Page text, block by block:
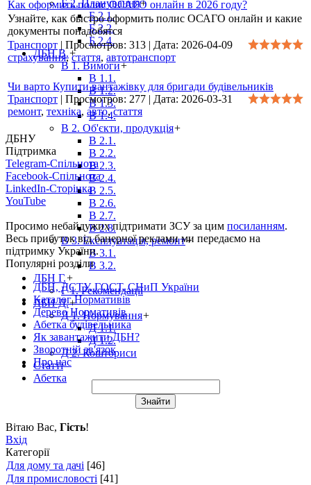
Б 2. Планування+
Б 2.1.
Б 2.2.
Б 2.4.
ДБН В.+
В 1. Вимоги+
В 1.1.
В 1.2.
В 1.3.
В 1.4.
В 2. Об'єкти, продукція+
В 2.1.
В 2.2.
В 2.3.
В 2.4.
В 2.5.
В 2.6.
В 2.7.
В 2.8.
В 3. Експлуатація, ремонт+
В 3.1.
В 3.2.
ДБН Г.+
Г 1. Рекомендації
ДБН Д.+
Д 1. Нормування+
Д 1.1.
Д 1.2.
Д 2. Кошториси
Статті
Абетка
Как оформить полис ОСАГО онлайн в 2026 году?
Узнайте, как быстро оформить полис ОСАГО онлайн и какие
документы понадобятся
Транспорт | Просмотров: 313 | Дата: 2026-04-09
страхування,стаття, автотранспорт
Чи варто Купити вантажівку для бригади будівельників
Транспорт | Просмотров: 277 | Дата: 2026-03-31
ремонт, техніка, авто,стаття
ДБНУ
Підтримка
Telegram-Спільнота
Facebook-Спільнота
LinkedIn-Сторінка
YouTube
Просимо небайдужих підтримати ЗСУ за цим посиланням.
Весь прибуток від банерної реклами ми передаємо на
підтримку України.
Популярні розділи
ДБН, ДСТУ, ГОСТ, СНиП України
Каталог Нормативів
Дерево Нормативів
Абетка будівельника
Як завантажити ДБН?
Зворотній зв'язок
Про нас
Вітаю Вас, Гість!
Вхід
Категорії
Для дому та дачі [46]
Для промисловості [41]